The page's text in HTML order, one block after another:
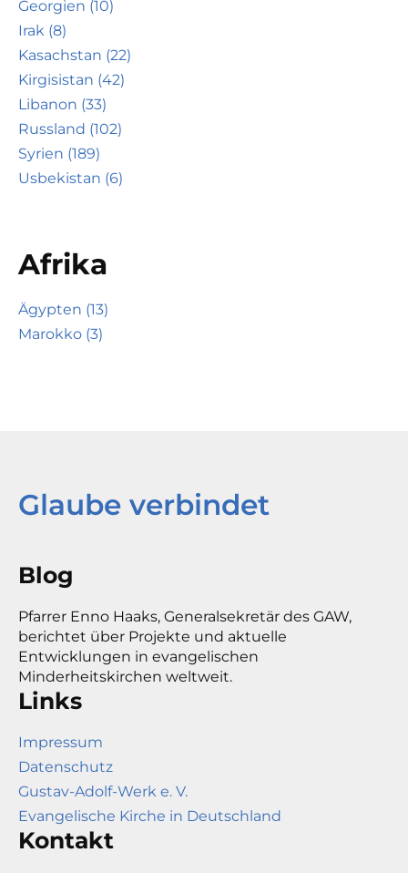
Georgien (10)
Irak (8)
Kasachstan (22)
Kirgisistan (42)
Libanon (33)
Russland (102)
Syrien (189)
Usbekistan (6)
Afrika
Ägypten (13)
Marokko (3)
Glaube verbindet
Blog
Pfarrer Enno Haaks, Generalsekretär des GAW,
berichtet über Projekte und aktuelle
Entwicklungen in evangelischen
Minderheitskirchen weltweit.
Links
Impressum
Datenschutz
Gustav-Adolf-Werk e. V.
Evangelische Kirche in Deutschland
Kontakt